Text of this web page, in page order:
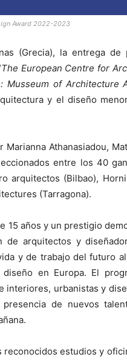
Award 2022-2023
(Grecia), la entrega de
The European Centre for
Musseum of Architecture
y el diseño
Athanasiadou,
entre los 40
arquitectos (Bilbao),
(Tarragona).
15 años y un prestigio
arquitectos y
y de trabajo del futuro
en Europa. El
interiores, urbanistas y
de nuevos
estudios y